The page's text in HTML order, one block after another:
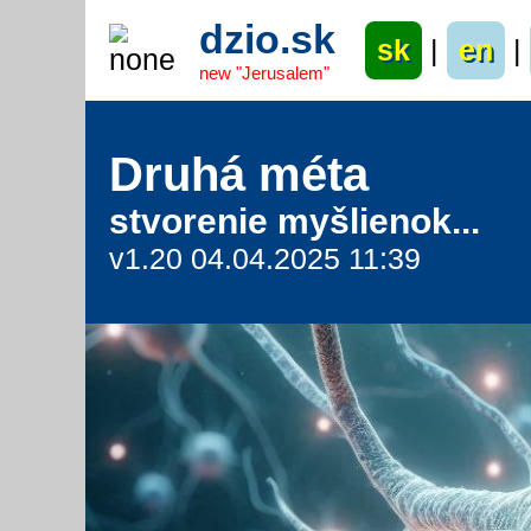
dzio.sk
new "Jerusalem"
sk | en |
Druhá méta
stvorenie myšlienok...
v1.20 04.04.2025 11:39